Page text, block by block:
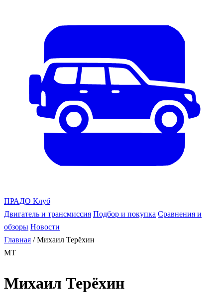
ПРАДО Клуб
Двигатель и трансмиссия Подбор и покупка Сравнения и
обзоры Новости
Главная / Михаил Терёхин
МТ
Михаил Терёхин